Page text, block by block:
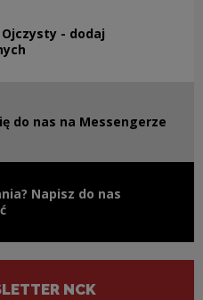
- dodaj
otwarty w nowym oknie
do nas na Messengerze
otwarty w nowym oknie
Napisz do nas
NCK